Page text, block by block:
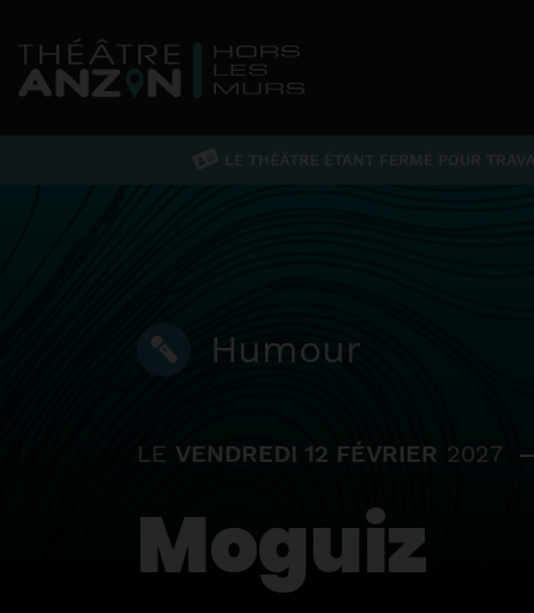
LE THÉÂTRE ÉTANT FERMÉ POUR
Humour
LE VENDREDI 12 FÉVRIER 2027
Moguiz